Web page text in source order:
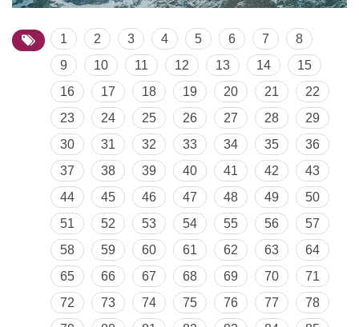
1 2 3 4 5 6 7
8
9
10 11 12 13 14
15
16
17 18 19 20 21
22
23
24 25 26 27 28
29
30
31 32 33 34 35
36
37
38 39 40 41 42
43
44
45 46 47 48 49
50
51
52 53 54 55 56
57
58
59 60 61 62 63
64
65
66 67 68 69 70
71
72
73 74 75 76 77
78